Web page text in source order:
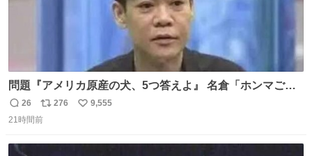
問題『アメリカ原産の犬、5つ答えよ』 名倉「ホンマごめ
ん。 日本」
返
信
26
リ
ポ
276
い
9,555
21時間前